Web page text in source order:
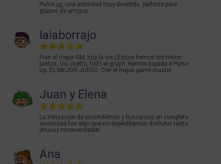
Pulse up, una actividad muy divertida, perfecta para
grupos de amigos.
laiaborrajo
Fran el mejor GM, hoy la cia L’Èstica hemos ido todos
juntos, los cuatro, todo el grupo. Hemos jugado a Pulse
Up. EL MEJOR JUEGO. Con el mejor game master.
Juan y Elena
La sensación de escondernos y buscarnos en completa
oscuridad fue algo que no esperábamos disfrutar tanto.
¡Muuuy recomendable!
Ana